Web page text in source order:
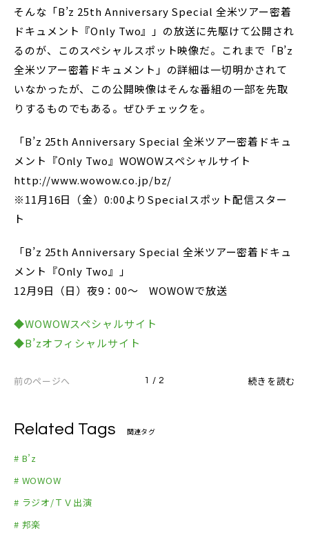
そんな「B’z 25th Anniversary Special 全米ツアー密着
ドキュメント『Only Two』」の放送に先駆けて公開され
るのが、このスペシャルスポット映像だ。これまで「B’z
全米ツアー密着ドキュメント」の詳細は一切明かされて
いなかったが、この公開映像はそんな番組の一部を先取
りするものでもある。ぜひチェックを。
「B’z 25th Anniversary Special 全米ツアー密着ドキュ
メント『Only Two』WOWOWスペシャルサイト
http://www.wowow.co.jp/bz/
※11月16日（金）0:00よりSpecialスポット配信スター
ト
「B’z 25th Anniversary Special 全米ツアー密着ドキュ
メント『Only Two』」
12月9日（日）夜9：00～ WOWOWで放送
◆WOWOWスペシャルサイト
◆B’zオフィシャルサイト
前のページへ 1 / 2 続きを読む
Related Tags 関連タグ
# B’z
# WOWOW
# ラジオ/ＴＶ出演
# 邦楽